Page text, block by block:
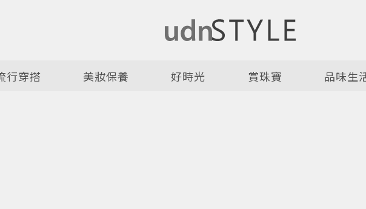
行穿搭 美妝保養 好時光 賞珠寶 品味生